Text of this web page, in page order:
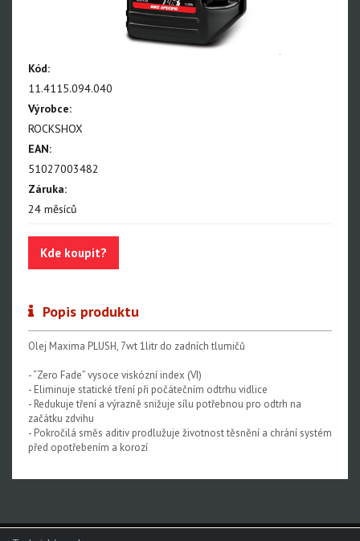
BoXXer - NEW!!!
Paragon
Rudy
SIDLuxe
Deluxe, Super Deluxe
Super Deluxe - NEW!!!
Reverb AXS - NEW!!!
Reverb AXS XPLR
Oleje, maziva, kapaliny
Odvzdušňovací sady
Náhradní díly k vidlicím
Kód:
11.4115.094.040
Výrobce:
ROCKSHOX
EAN:
51027003482
Záruka:
24 měsíců
Kde koupit?
Popis produktu
Olej Maxima PLUSH, 7wt 1litr do zadních tlumičů
- “Zero Fade” vysoce viskózní index (VI)
- Eliminuje statické tření při počátečním odtrhu vidlice
- Redukuje tření a výrazně snižuje sílu potřebnou pro odtrh na
začátku zdvihu
- Pokročilá směs aditiv prodlužuje životnost těsnění a chrání systém
před opotřebením a korozí